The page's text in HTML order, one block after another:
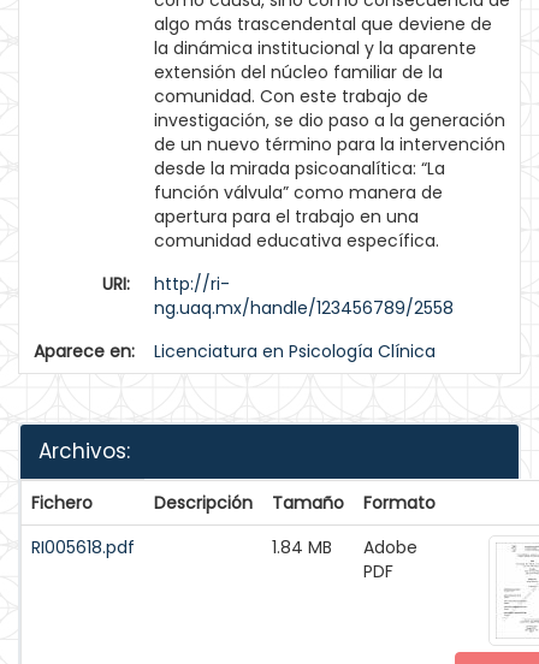
algo más trascendental que deviene de
la dinámica institucional y la aparente
extensión del núcleo familiar de la
comunidad. Con este trabajo de
investigación, se dio paso a la generación
de un nuevo término para la intervención
desde la mirada psicoanalítica: “La
función válvula” como manera de
apertura para el trabajo en una
comunidad educativa específica.
URI:
http://ri-
ng.uaq.mx/handle/123456789/2558
Aparece en:
Licenciatura en Psicología Clínica
Archivos:
Fichero Descripción Tamaño
Formato
RI005618.pdf
1.84 MB
Adobe
PDF